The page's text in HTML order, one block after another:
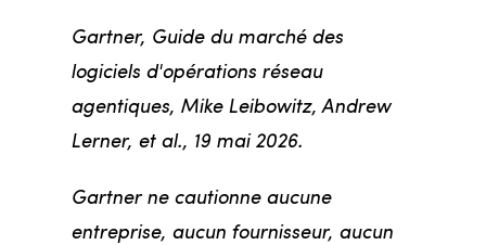
Gartner, Guide du marché des
logiciels d'opérations réseau
agentiques, Mike Leibowitz, Andrew
Lerner, et al., 19 mai 2026.
Gartner ne cautionne aucune
entreprise, aucun fournisseur, aucun